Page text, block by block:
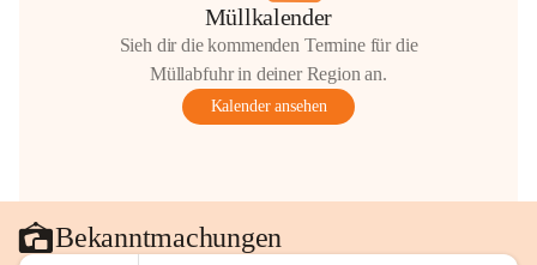
Müllkalender
Sieh dir die kommenden Termine für die
Müllabfuhr in deiner Region an.
Kalender ansehen
Bekanntmachungen